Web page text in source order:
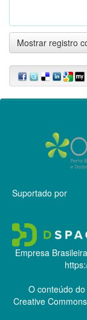
Mostrar registro
Suportado por
Empresa
O conteúdo
Creative Commons